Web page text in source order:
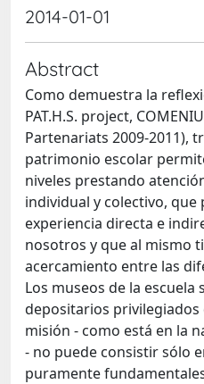
2014-01-01
Abstract
Como demuestra la
PAT.H.S. project,
Partenariats 2009-2011),
patrimonio escolar
niveles prestando
individual y colectivo, que
experiencia directa e
nosotros y que al mismo
acercamiento entre las
Los museos de la
depositarios
misión - como está en la
- no puede consistir sólo
puramente